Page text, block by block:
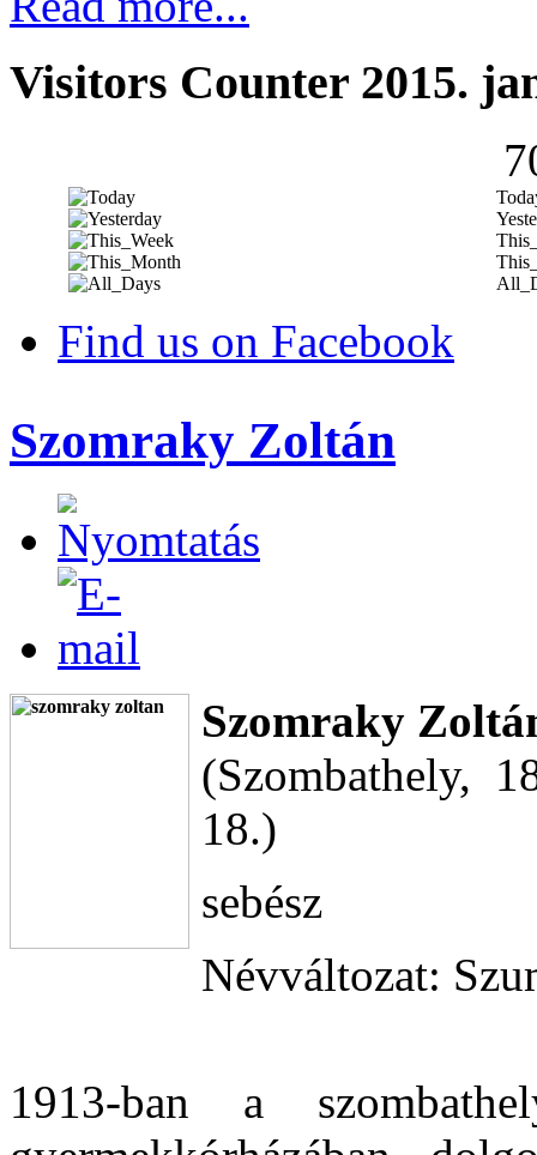
Visitors Counter 2015.
Find us on Facebook
Szomraky Zoltán
Szomraky
(Szombathely,
18.)
sebész
Névváltozat:
1913-ban a